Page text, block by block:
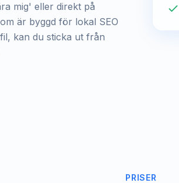
mig' eller direkt på
är byggd för lokal SEO
kan du sticka ut från
PRISER